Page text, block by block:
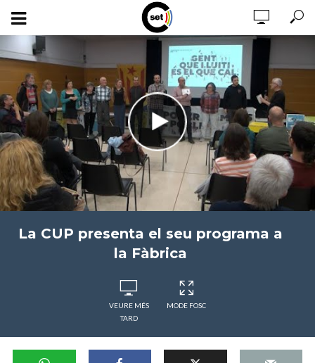
La CUP presenta el seu programa a
la Fàbrica
VEURE MÉS
TARD
MODE FOSC